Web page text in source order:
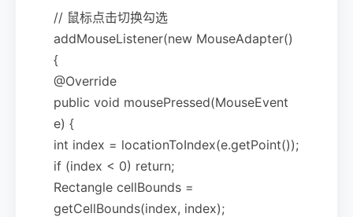
// 鼠标点击切换勾选
addMouseListener(new MouseAdapter()
{
@Override
public void mousePressed(MouseEvent
e) {
int index = locationToIndex(e.getPoint());
if (index < 0) return;
Rectangle cellBounds =
getCellBounds(index, index);